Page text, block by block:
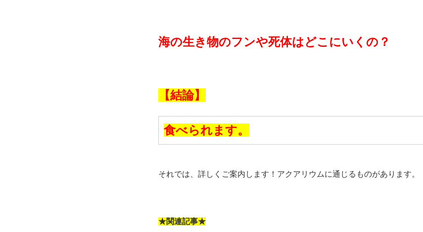
海の生き物のフンや死体はどこにいくの？
【結論】
食べられます。
それでは、詳しくご案内します！アクアリウムに通じるものがあります。
★関連記事★